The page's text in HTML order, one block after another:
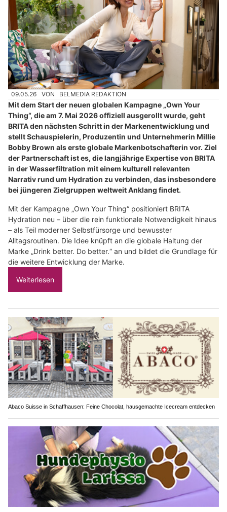
09.05.26 VON BELMEDIA REDAKTION
Mit dem Start der neuen globalen Kampagne „Own Your
Thing“, die am 7. Mai 2026 offiziell ausgerollt wurde, geht
BRITA den nächsten Schritt in der Markenentwicklung und
stellt Schauspielerin, Produzentin und Unternehmerin Millie
Bobby Brown als erste globale Markenbotschafterin vor. Ziel
der Partnerschaft ist es, die langjährige Expertise von BRITA
in der Wasserfiltration mit einem kulturell relevanten
Narrativ rund um Hydration zu verbinden, das insbesondere
bei jüngeren Zielgruppen weltweit Anklang findet.
Mit der Kampagne „Own Your Thing“ positioniert BRITA
Hydration neu – über die rein funktionale Notwendigkeit hinaus
– als Teil moderner Selbstfürsorge und bewusster
Alltagsroutinen. Die Idee knüpft an die globale Haltung der
Marke „Drink better. Do better.“ an und bildet die Grundlage für
die weitere Entwicklung der Marke.
Weiterlesen
Abaco Suisse in Schaffhausen: Feine Chocolat, hausgemachte Icecream entdecken